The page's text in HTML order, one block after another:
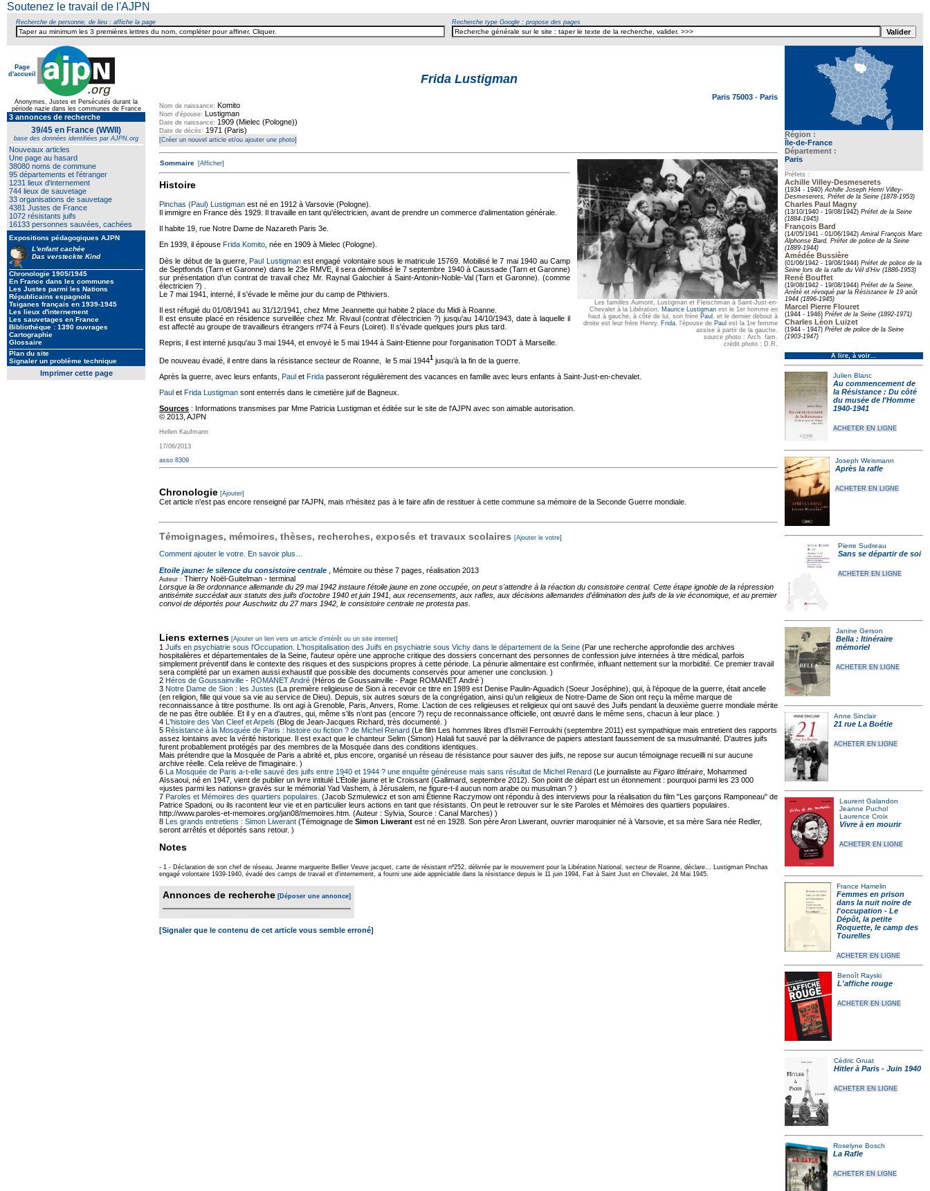
Soutenez le travail de l'AJPN
Recherche de personne, de lieu : affiche la page Recherche type Google : propose des pages
Page
d'accueil
Anonymes, Justes et Persécutés durant la
période nazie dans les communes de France
3 annonces de recherche
39/45 en France (WWII)
base des données identifiées par AJPN.org
Nouveaux articles
Une page au hasard
38080 noms de commune
95 départements et l'étranger
1231 lieux d'internement
744 lieux de sauvetage
33 organisations de sauvetage
4381 Justes de France
1072 résistants juifs
16133 personnes sauvées, cachées
Expositions pédagogiques AJPN
L'enfant cachée
Das versteckte Kind
Chronologie 1905/1945
En France dans les communes
Les Justes parmi les Nations
Républicains espagnols
Tsiganes français en 1939-1945
Les lieux d'internement
Les sauvetages en France
Bibliothèque : 1390 ouvrages
Cartographie
Glossaire
Plan du site
Signaler un problème technique
Imprimer cette page
Région :
Île-de-France
Département :
Paris
Préfets :
Achille Villey-Desmeserets
(1934 - 1940)Achille Joseph Henri Villey-
Desmeserets, Préfet de la Seine (1878-1953)
Charles Paul Magny
(13/10/1940 - 19/08/1942) Préfet de la Seine
(1884-1945)
François Bard
(14/05/1941 - 01/06/1942)Amiral François Marc
Alphonse Bard, Préfet de police de la Seine
(1889-1944)
Amédée Bussière
(01/06/1942 - 19/08/1944) Préfet de police de la
Seine lors de la rafle du Vél d’Hiv (1886-1953)
René Bouffet
(19/08/1942 - 19/08/1944) Préfet de la Seine.
Arrêté et révoqué par la Résistance le 19 août
1944 (1896-1945)
Marcel Pierre Flouret
(1944 - 1946) Préfet de la Seine (1892-1971)
Charles Léon Luizet
(1944 - 1947) Préfet de police de la Seine
(1903-1947)
À lire, à voir…
Julien Blanc
Au commencement de
la Résistance : Du côté
du musée de l'Homme
1940-1941
ACHETER EN LIGNE
Joseph Weismann
Après la rafle
ACHETER EN LIGNE
Pierre Sudreau
Sans se départir de soi
ACHETER EN LIGNE
Janine Gerson
Bella : Itinéraire
mémoriel
ACHETER EN LIGNE
Anne Sinclair
21 rue La Boétie
ACHETER EN LIGNE
Laurent Galandon
Jeanne Puchol
Laurence Croix
Vivre à en mourir
ACHETER EN LIGNE
France Hamelin
Femmes en prison
dans la nuit noire de
l'occupation - Le
Dépôt, la petite
Roquette, le camp des
Tourelles
ACHETER EN LIGNE
Benoît Rayski
L'affiche rouge
ACHETER EN LIGNE
Cédric Gruat
Hitler à Paris - Juin 1940
ACHETER EN LIGNE
Roselyne Bosch
La Rafle
ACHETER EN LIGNE
Frida Lustigman
Paris 75003 - Paris
Nom de naissance: Komito
Nom d'épouse: Lustigman
Date de naissance: 1909 (Mielec (Pologne))
Date de décès: 1971 (Paris)
[Créer un nouvel article et/ou ajouter une photo]
Les familles Aumont, Lustigman et Fleischman à Saint-Just-en-
Chevalet à la Libération. Maurice Lustigman est le 1er homme en
haut à gauche, à côté de lui, son frère Paul
, et le dernier debout à
droite est leur frère Henry. Frida , l'épouse de Paul est la 1re femme
assise à partir de la gauche.
source photo : Arch. fam.
crédit photo : D.R.
Sommaire [Afficher]
Histoire
Pinchas (Paul) Lustigman est né en 1912 à Varsovie (Pologne).
Il immigre en France dès 1929. Il travaille en tant qu'électricien, avant de prendre un commerce d'alimentation générale.
Il habite 19, rue Notre Dame de Nazareth Paris 3e.
En 1939, il épouse Frida Komito , née en 1909 à Mielec (Pologne).
Dès le début de la guerre,Paul Lustigmanest engagé volontaire sous le matricule 15769. Mobilisé le 7 mai 1940 au Camp
de Septfonds (Tarn et Garonne) dans le 23e RMVE, il sera démobilisé le 7 septembre 1940 à Caussade (Tarn et Garonne)
sur présentation d’un contrat de travail chez Mr. Raynal Galochier à Saint-Antonin-Noble-Val (Tarn et Garonne). (comme
électricien ?) .
Le 7 mai 1941, interné, il s'évade le même jour du camp de Pithiviers.
Il est réfugié du 01/08/1941 au 31/12/1941, chez Mme Jeannette qui habite 2 place du Midi à Roanne.
Il est ensuite placé en résidence surveillée chez Mr. Rivaul (contrat d'électricien ?) jusqu'au 14/10/1943, date à laquelle il
est affecté au groupe de travailleurs étrangers nº74 à Feurs (Loiret). Il s'évade quelques jours plus tard.
Repris, il est interné jusqu'au 3 mai 1944, et envoyé le 5 mai 1944 à Saint-Etienne pour l'organisation TODT à Marseille.
De nouveau évadé, il entre dans la résistance secteur de Roanne, le 5 mai 19441 jusqu’à la fin de la guerre.
Après la guerre, avec leurs enfants, Paul et Frida passeront régulièrement des vacances en famille avec leurs enfants à Saint-Just-en-chevalet.
Paul et Frida Lustigman sont enterrés dans le cimetière juif de Bagneux.
Sources : Informations transmises par Mme Patricia Lustigman et éditée sur le site de l'AJPN avec son aimable autorisation.
© 2013, AJPN
Hellen Kaufmann
17/06/2013
asso 8309
Chronologie [Ajouter]
Cet article n'est pas encore renseigné par l'AJPN, mais n'hésitez pas à le faire afin de restituer à cette commune sa mémoire de la Seconde Guerre mondiale.
Témoignages, mémoires, thèses, recherches, exposés et travaux scolaires [Ajouter le votre]
Comment ajouter le votre. En savoir plus…
Etoile jaune: le silence du consistoire centrale , Mémoire ou thèse 7 pages, réalisation 2013
Auteur : Thierry Noël-Guitelman - terminal
Lorsque la 8e ordonnance allemande du 29 mai 1942 instaure l'étoile jaune en zone occupée, on peut s'attendre à la réaction du consistoire central. Cette étape ignoble de la répression
antisémite succédait aux statuts des juifs d'octobre 1940 et juin 1941, aux recensements, aux rafles, aux décisions allemandes d'élimination des juifs de la vie économique, et au premier
convoi de déportés pour Auschwitz du 27 mars 1942, le consistoire centrale ne protesta pas.
Liens externes [Ajouter un lien vers un article d'intérêt ou un site internet]
1 Juifs en psychiatrie sous l'Occupation. L'hospitalisation des Juifs en psychiatrie sous Vichy dans le département de la Seine (Par une recherche approfondie des archives
hospitalières et départementales de la Seine, l'auteur opère une approche critique des dossiers concernant des personnes de confession juive internées à titre médical, parfois
simplement préventif dans le contexte des risques et des suspicions propres à cette période. La pénurie alimentaire est confirmée, influant nettement sur la morbidité. Ce premier travail
sera complété par un examen aussi exhaustif que possible des documents conservés pour amener une conclusion. )
2 Héros de Goussainville - ROMANET André (Héros de Goussainville - Page ROMANET André )
3 Notre Dame de Sion : les Justes (La première religieuse de Sion à recevoir ce titre en 1989 est Denise Paulin-Aguadich (Soeur Joséphine), qui, à l’époque de la guerre, était ancelle
(en religion, fille qui voue sa vie au service de Dieu). Depuis, six autres sœurs de la congrégation, ainsi qu’un religieux de Notre-Dame de Sion ont reçu la même marque de
reconnaissance à titre posthume. Ils ont agi à Grenoble, Paris, Anvers, Rome. L’action de ces religieuses et religieux qui ont sauvé des Juifs pendant la deuxième guerre mondiale mérite
de ne pas être oubliée. Et il y en a d’autres, qui, même s’ils n’ont pas (encore ?) reçu de reconnaissance officielle, ont œuvré dans le même sens, chacun à leur place. )
4 L'histoire des Van Cleef et Arpels (Blog de Jean-Jacques Richard, très documenté. )
5 Résistance à la Mosquée de Paris : histoire ou fiction ? de Michel Renard (Le film Les hommes libres d'Ismël Ferroukhi (septembre 2011) est sympathique mais entretient des rapports
assez lointains avec la vérité historique. Il est exact que le chanteur Selim (Simon) Halali fut sauvé par la délivrance de papiers attestant faussement de sa musulmanité. D'autres juifs
furent probablement protégés par des membres de la Mosquée dans des conditions identiques.
Mais prétendre que la Mosquée de Paris a abrité et, plus encore, organisé un réseau de résistance pour sauver des juifs, ne repose sur aucun témoignage recueilli ni sur aucune
archive réelle. Cela relève de l'imaginaire. )
6 La Mosquée de Paris a-t-elle sauvé des juifs entre 1940 et 1944 ? une enquête généreuse mais sans résultat de Michel Renard (Le journaliste au Figaro littéraire , Mohammed
Aïssaoui, né en 1947, vient de publier un livre intitulé L’Étoile jaune et le Croissant (Gallimard, septembre 2012). Son point de départ est un étonnement : pourquoi parmi les 23 000
«justes parmi les nations» gravés sur le mémorial Yad Vashem, à Jérusalem, ne figure-t-il aucun nom arabe ou musulman ? )
7 Paroles et Mémoires des quartiers populaires. (Jacob Szmulewicz et son ami Étienne Raczymow ont répondu à des interviews pour la réalisation du film "Les garçons Ramponeau" de
Patrice Spadoni, ou ils racontent leur vie et en particulier leurs actions en tant que résistants. On peut le retrouver sur le site Paroles et Mémoires des quartiers populaires.
http://www.paroles-et-memoires.org/jan08/memoires.htm. (Auteur : Sylvia, Source : Canal Marches) )
8 Les grands entretiens : Simon Liwerant (Témoignage de Simon Liwerant est né en 1928. Son père Aron Liwerant, ouvrier maroquinier né à Varsovie, et sa mère Sara née Redler,
seront arrêtés et déportés sans retour. )
Notes
- 1 - Déclaration de son chef de réseau, Jeanne marguerite Bellier Veuve jacquet, carte de résistant nº252, délivrée par le mouvement pour la Libération National, secteur de Roanne, déclare... Lustigman Pinchas
engagé volontaire 1939-1940, évadé des camps de travail et d'internement, a fourni une aide appréciable dans la résistance depuis le 11 juin 1994, Fait à Saint Just en Chevalet, 24 Mai 1945.
Annonces de recherche [Déposer une annonce]
[Signaler que le contenu de cet article vous semble erroné]